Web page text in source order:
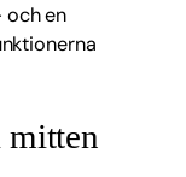
och en
mitten